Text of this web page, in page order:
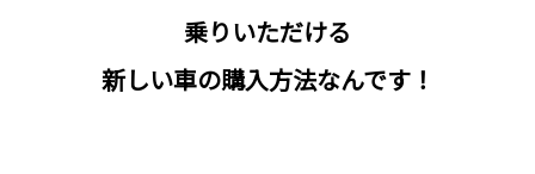
乗りいただける
新しい車の購入方法なんです！